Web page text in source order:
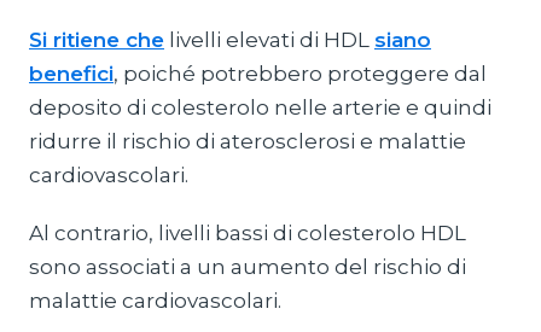
Si ritiene che livelli elevati di HDL siano
benefici, poiché potrebbero proteggere dal
deposito di colesterolo nelle arterie e quindi
ridurre il rischio di aterosclerosi e malattie
cardiovascolari.
Al contrario, livelli bassi di colesterolo HDL
sono associati a un aumento del rischio di
malattie cardiovascolari.